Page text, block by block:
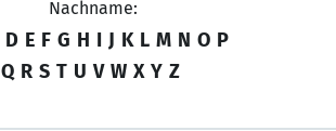
Nachname:
D E F G H I J K L M N O P
Q R S T U V W X Y Z